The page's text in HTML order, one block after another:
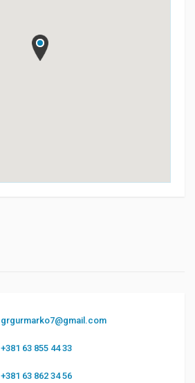
grgurmarko7@gmail.com
+381 63 855 44 33
+381 63 862 34 56